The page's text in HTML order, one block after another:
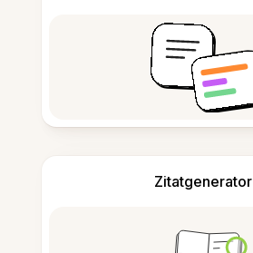
Zitatgenerator